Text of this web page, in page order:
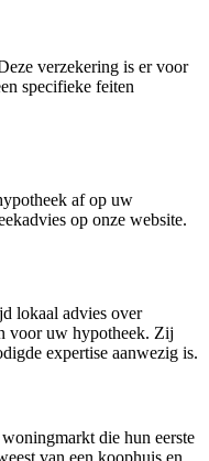
verzekering is er voor
specifieke feiten
af op uw
op onze website.
lokaal advies over
voor uw hypotheek. Zij
expertise aanwezig is.
die hun eerste